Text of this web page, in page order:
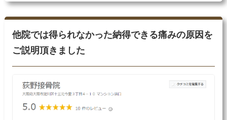
他院では得られなかった納得できる痛みの原因を
ご説明頂きました